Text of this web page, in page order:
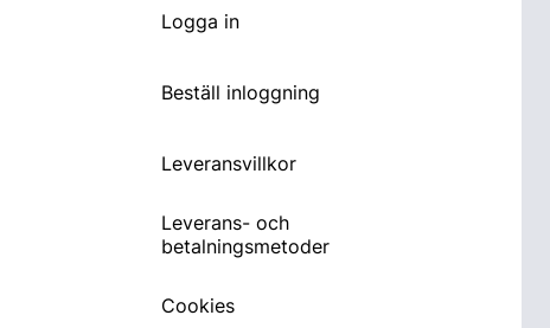
Logga in
Beställ inloggning
Leveransvillkor
Leverans- och
betalningsmetoder
Cookies